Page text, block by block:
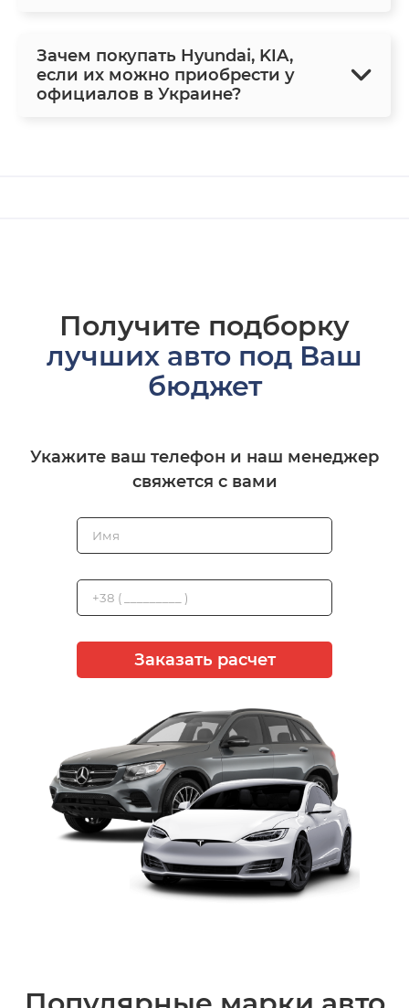
Зачем покупать Hyundai, KIA,
если их можно приобрести у
официалов в Украине?
Получите подборку
лучших авто под Ваш
бюджет
Укажите ваш телефон и наш менеджер
свяжется с вами
Заказать расчет